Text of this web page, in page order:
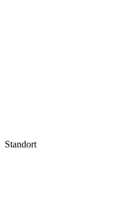
Standort